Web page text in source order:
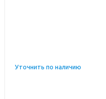
Уточнить по наличию